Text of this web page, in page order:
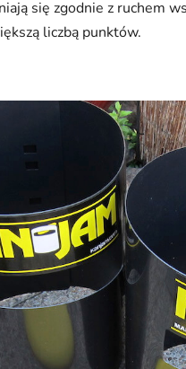
się zgodnie z ruchem
liczbą punktów.